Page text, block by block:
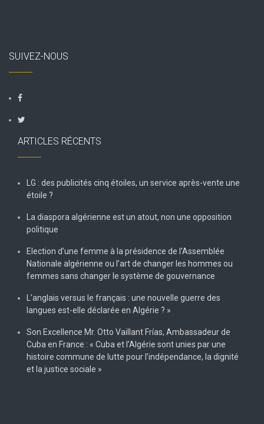
SUIVEZ-NOUS
ARTICLES RÉCENTS
LG : des publicités cinq étoiles, un service après-vente une
étoile ?
La diaspora algérienne est un atout, non une opposition
politique
Election d’une femme à la présidence de l’Assemblée
Nationale algérienne ou l’art de changer les hommes ou
femmes sans changer le système de gouvernance
L’anglais versus le français : une nouvelle guerre des
langues est-elle déclarée en Algérie ? »
Son Excellence Mr. Otto Vaillant Frías, Ambassadeur de
Cuba en France : « Cuba et l’Algérie sont unies par une
histoire commune de lutte pour l’indépendance, la dignité
et la justice sociale »